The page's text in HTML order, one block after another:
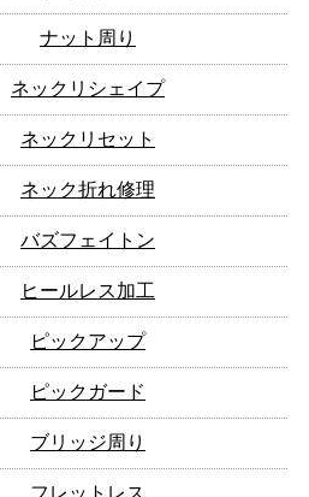
ナット周り
ネックリシェイプ
ネックリセット
ネック折れ修理
バズフェイトン
ヒールレス加工
ピックアップ
ピックガード
ブリッジ周り